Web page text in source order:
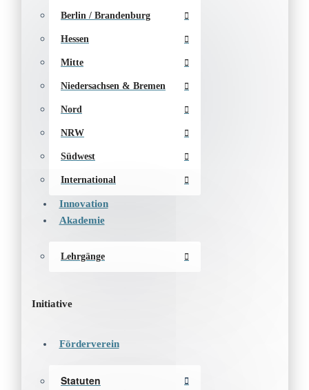
Berlin / Brandenburg
Hessen
Mitte
Niedersachsen & Bremen
Nord
NRW
Südwest
International
Innovation
Akademie
Lehrgänge
Initiative
Förderverein
Statuten